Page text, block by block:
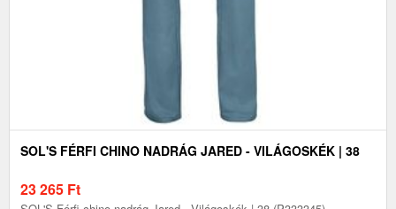
SOL'S FÉRFI CHINO NADRÁG JARED - VILÁGOSKÉK | 38
23 265 Ft